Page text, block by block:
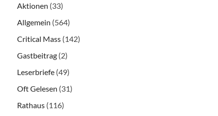
Aktionen (33)
Allgemein (564)
Critical Mass (142)
Gastbeitrag (2)
Leserbriefe (49)
Oft Gelesen (31)
Rathaus (116)